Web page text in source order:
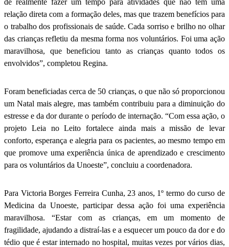
de realmente fazer um tempo para atividades que não têm uma
relação direta com a formação deles, mas que trazem benefícios para
o trabalho dos profissionais de saúde. Cada sorriso e brilho no olhar
das crianças refletiu da mesma forma nos voluntários. Foi uma ação
maravilhosa, que beneficiou tanto as crianças quanto todos os
envolvidos”, completou Regina.
Foram beneficiadas cerca de 50 crianças, o que não só proporcionou
um Natal mais alegre, mas também contribuiu para a diminuição do
estresse e da dor durante o período de internação. “Com essa ação, o
projeto Leia no Leito fortalece ainda mais a missão de levar
conforto, esperança e alegria para os pacientes, ao mesmo tempo em
que promove uma experiência única de aprendizado e crescimento
para os voluntários da Unoeste”, concluiu a coordenadora.
Para Victoria Borges Ferreira Cunha, 23 anos, 1º termo do curso de
Medicina da Unoeste, participar dessa ação foi uma experiência
maravilhosa. “Estar com as crianças, em um momento de
fragilidade, ajudando a distraí-las e a esquecer um pouco da dor e do
tédio que é estar internado no hospital, muitas vezes por vários dias,